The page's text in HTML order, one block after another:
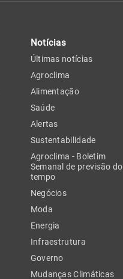
Notícias
Últimas notícias
Agroclima
Alimentação
Saúde
Alertas
Sustentabilidade
Agroclima - Boletim
Semanal de previsão do
tempo
Negócios
Moda
Energia
Infraestrutura
Governo
Mudanças Climáticas